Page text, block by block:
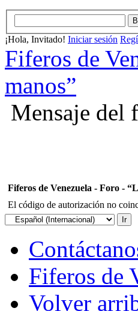
¡Hola, Invitado! Iniciar sesión
Fiferos de
manos”
Mensaje del
Fiferos de Venezuela - Foro -
El código de autorización no
Fiferos de
Volver